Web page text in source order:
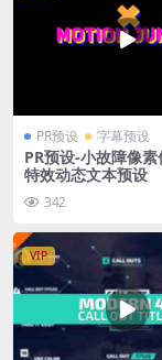
PR预设 字幕预设
PR预设-小故障像
特效动态文本预设
342
VIP